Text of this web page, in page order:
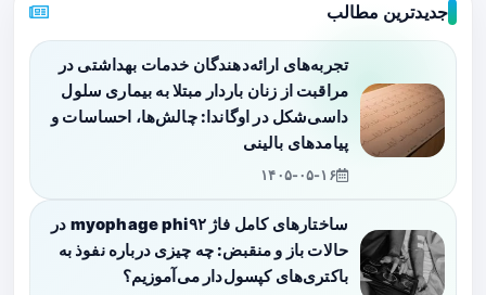
جدیدترین مطالب
تجربه‌های ارائه‌دهندگان خدمات بهداشتی در
مراقبت از زنان باردار مبتلا به بیماری سلول
داسی‌شکل در اوگاندا: چالش‌ها، احساسات و
پیامدهای بالینی
۱۴۰۵-۰۵-۱۶
ساختارهای کامل فاژ myophage phi۹۲ در
حالات باز و منقبض: چه چیزی درباره نفوذ به
باکتری‌های کپسول‌دار می‌آموزیم؟